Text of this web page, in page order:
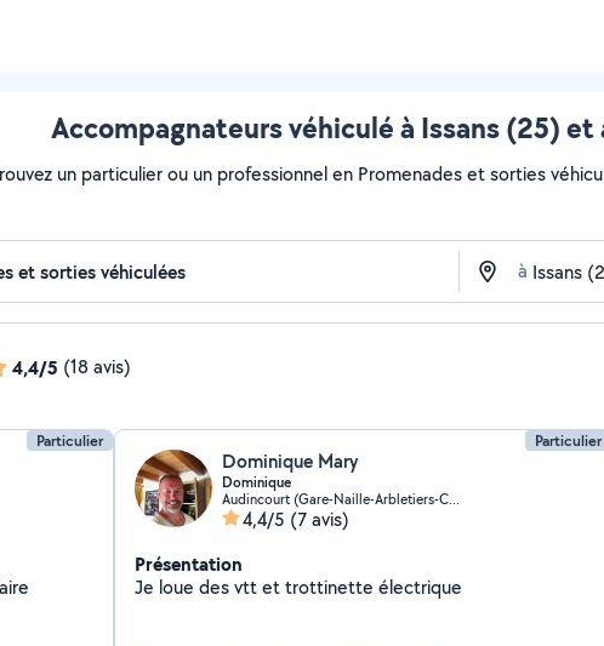
Accompagnateurs véhiculé à Issans (25)
un particulier ou un professionnel en Promenades et sorties
à
4,4/5 (18 avis)
Particulier Particulier
Dominique Mary
Dominique
Audincourt (Gare-Naille-Arbletiers-Cantons)
4,4/5 (7 avis)
Présentation
Je loue des vtt et trottinette électrique